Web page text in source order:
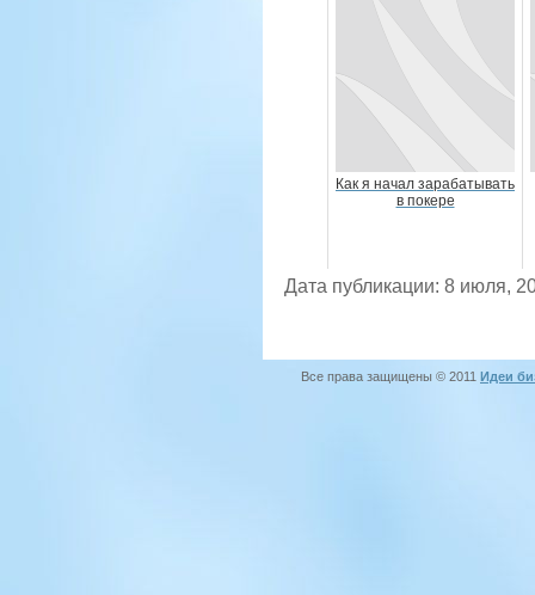
Как я начал зарабатывать
в покере
Дата публикации: 8 июля,
Все права защищены © 2011 Идеи